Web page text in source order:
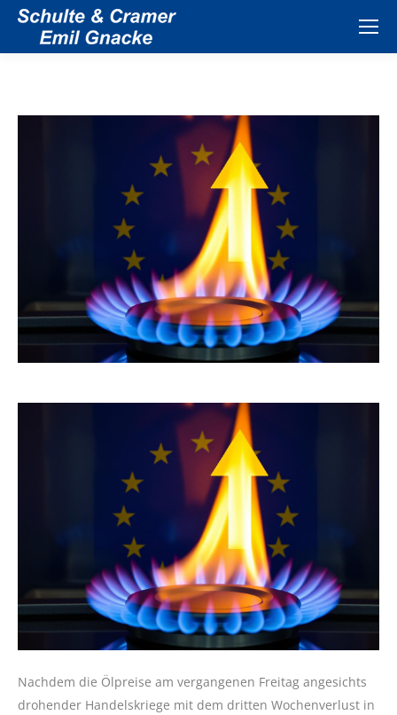
Nachdem die Ölpreise am vergangenen Freitag angesichts
drohender Handelskriege mit dem dritten Wochenverlust in